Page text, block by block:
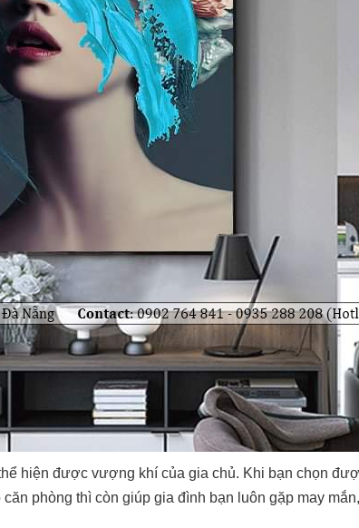
hiện được vượng khí của gia chủ. Khi bạn chọn
phòng thì còn giúp gia đình bạn luôn gặp may